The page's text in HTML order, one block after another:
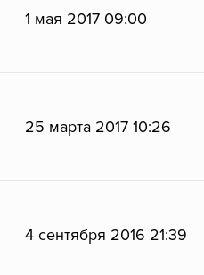
1 мая 2017 09:00
25 марта 2017 10:26
4 сентября 2016 21:39